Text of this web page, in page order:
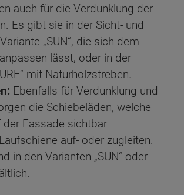
auch für die Verdunklung der
Es gibt sie in der Sicht- und
„SUN“, die sich dem
lässt, oder in der
mit Naturholzstreben.
Ebenfalls für Verdunklung und
die Schiebeläden, welche
der Fassade sichtbar
auf- oder zugleiten.
in den Varianten „SUN“ oder